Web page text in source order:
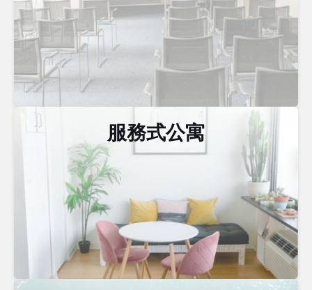
服務式公寓